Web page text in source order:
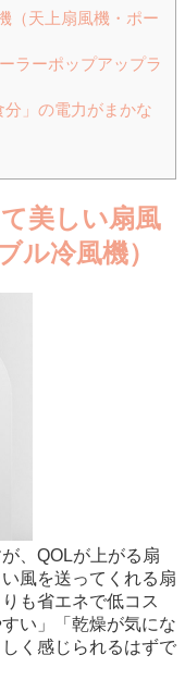
（天上扇風機・ポー
ラーポップアップラ
」の電力がまかな
美しい扇風
ル冷風機）
、QOLが上がる扇
風を送ってくれる扇
も省エネで低コス
い」「乾燥が気にな
く感じられるはずで